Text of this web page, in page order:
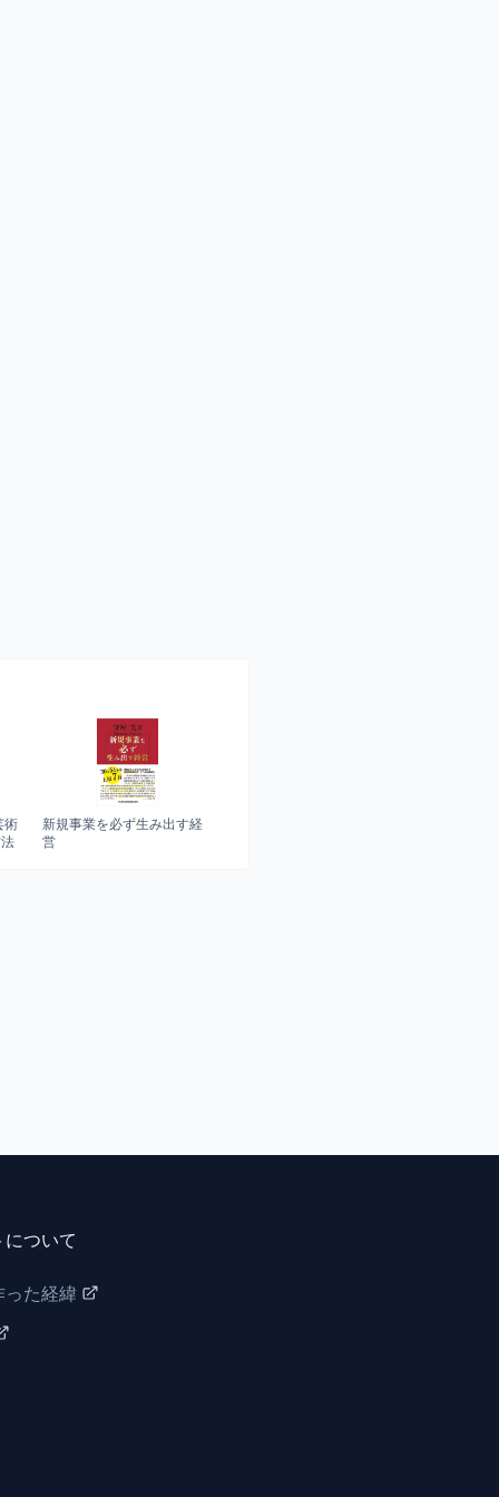
術
新規事業を必ず生み出す経
営
ついて
った経緯